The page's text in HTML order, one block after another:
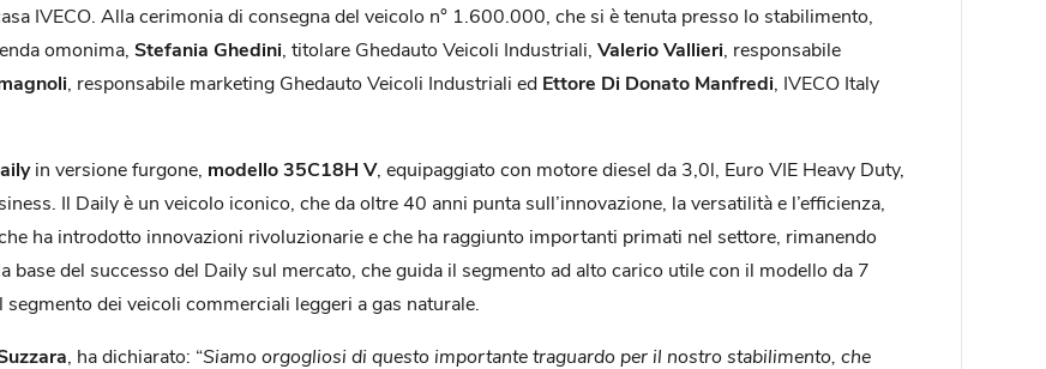
IVECO. Alla cerimonia di consegna del veicolo n° 1.600.000, che si è tenuta presso lo stabilimento,
omonima, Stefania Ghedini , titolare Ghedauto Veicoli Industriali, Valerio Vallieri , responsabile
, responsabile marketing Ghedauto Veicoli Industriali ed Ettore Di Donato Manfredi , IVECO Italy
in versione furgone, modello 35C18H V, equipaggiato con motore diesel da 3,0l, Euro VIE Heavy Duty,
Il Daily è un veicolo iconico, che da oltre 40 anni punta sull’innovazione, la versatilità e l’efficienza,
ha introdotto innovazioni rivoluzionarie e che ha raggiunto importanti primati nel settore, rimanendo
del successo del Daily sul mercato, che guida il segmento ad alto carico utile con il modello da 7
dei veicoli commerciali leggeri a gas naturale.
, ha dichiarato: “Siamo orgogliosi di questo importante traguardo per il nostro stabilimento, che